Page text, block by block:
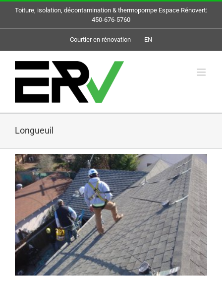
SkipToiture, isolation, décontamination & thermopompe Espace Rénovert:
450-676-5760
Courtier en rénovation EN
Longueuil